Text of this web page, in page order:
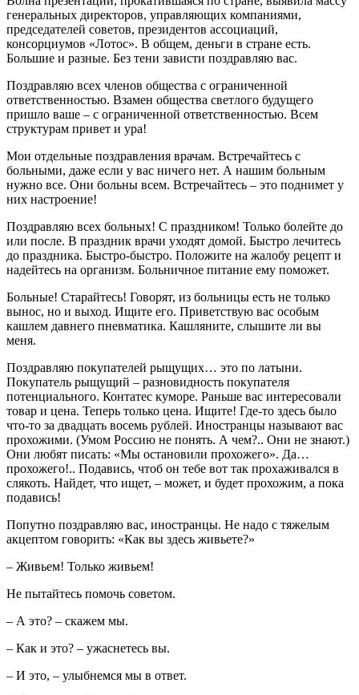
генеральных директоров, управляющих компаниями,
председателей советов, президентов ассоциаций,
консорциумов «Лотос». В общем, деньги в стране есть.
Большие и разные. Без тени зависти поздравляю вас.
Поздравляю всех членов общества с ограниченной
ответственностью. Взамен общества светлого будущего
пришло ваше – с ограниченной ответственностью. Всем
структурам привет и ура!
Мои отдельные поздравления врачам. Встречайтесь с
больными, даже если у вас ничего нет. А нашим больным
нужно все. Они больны всем. Встречайтесь – это поднимет у
них настроение!
Поздравляю всех больных! С праздником! Только болейте до
или после. В праздник врачи уходят домой. Быстро лечитесь
до праздника. Быстро-быстро. Положите на жалобу рецепт и
надейтесь на организм. Больничное питание ему поможет.
Больные! Старайтесь! Говорят, из больницы есть не только
вынос, но и выход. Ищите его. Приветствую вас особым
кашлем давнего пневматика. Кашляните, слышите ли вы
меня.
Поздравляю покупателей рыщущих… это по латыни.
Покупатель рыщущий – разновидность покупателя
потенциального. Контатес куморе. Раньше вас интересовали
товар и цена. Теперь только цена. Ищите! Где-то здесь было
что-то за двадцать восемь рублей. Иностранцы называют вас
прохожими. (Умом Россию не понять. А чем?.. Они не знают.)
Они любят писать: «Мы остановили прохожего». Да…
прохожего!.. Подавись, чтоб он тебе вот так прохаживался в
слякоть. Найдет, что ищет, – может, и будет прохожим, а пока
подавись!
Попутно поздравляю вас, иностранцы. Не надо с тяжелым
акцептом говорить: «Как вы здесь живьете?»
– Живьем! Только живьем!
Не пытайтесь помочь советом.
– А это? – скажем мы.
– Как и это? – ужаснетесь вы.
– И это, – улыбнемся мы в ответ.